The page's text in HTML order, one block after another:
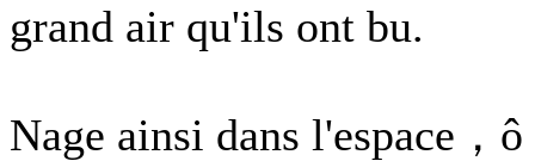
grand air qu'ils ont bu.
Nage ainsi dans l'espace，ô